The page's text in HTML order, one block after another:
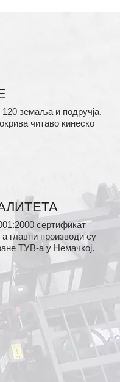
земаља и подручја.
читаво кинеско
сертификат
главни производи су
ТУВ-а у Немачкој.